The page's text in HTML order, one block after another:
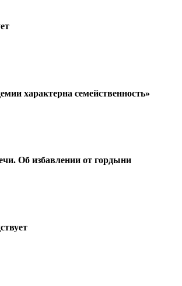
характерна семейственность»
Об избавлении от гордыни